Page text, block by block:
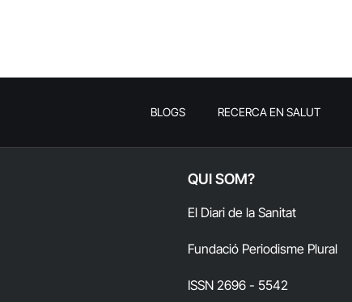
BLOGS RECERCA EN SALUT
QUI SOM?
El Diari de la Sanitat
Fundació Periodisme Plural
ISSN 2696 - 5542